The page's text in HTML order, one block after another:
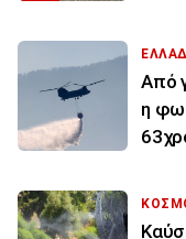
Από
η